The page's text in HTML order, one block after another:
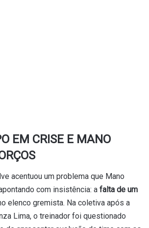
EM CRISE E MANO
acentuou um problema que Mano
com insistência: a falta de um
elenco gremista. Na coletiva após a
Lima, o treinador foi questionado